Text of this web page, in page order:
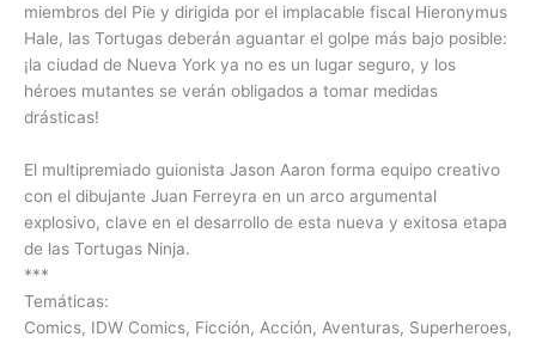
miembros del Pie y dirigida por el implacable fiscal Hieronymus
Hale, las Tortugas deberán aguantar el golpe más bajo posible:
¡la ciudad de Nueva York ya no es un lugar seguro, y los
héroes mutantes se verán obligados a tomar medidas
drásticas!
El multipremiado guionista Jason Aaron forma equipo creativo
con el dibujante Juan Ferreyra en un arco argumental
explosivo, clave en el desarrollo de esta nueva y exitosa etapa
de las Tortugas Ninja.
***
Temáticas:
Comics, IDW Comics, Ficción, Acción, Aventuras, Superheroes,